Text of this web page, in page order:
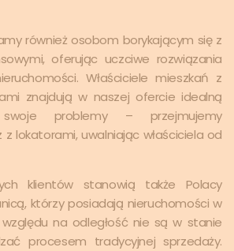
również osobom borykającym się z
oferując uczciwe rozwiązania
Właściciele mieszkań z
znajdują w naszej ofercie idealną
problemy – przejmujemy
lokatorami, uwalniając właściciela od
klientów stanowią także Polacy
którzy posiadają nieruchomości w
na odległość nie są w stanie
procesem tradycyjnej sprzedaży.